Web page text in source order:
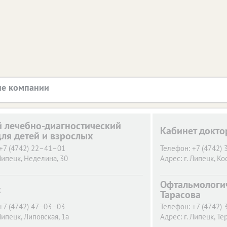
компании
лечебно-диагностический
детей и взрослых
(4742) 22–41–01
Неделина, 30
Кабинет
Телефон: +7 (4742)
Адрес: г. Липецк,
(4742) 47–03–03
Липовская, 1а
Тарасова
Телефон: +7 (4742)
Адрес: г. Липецк,